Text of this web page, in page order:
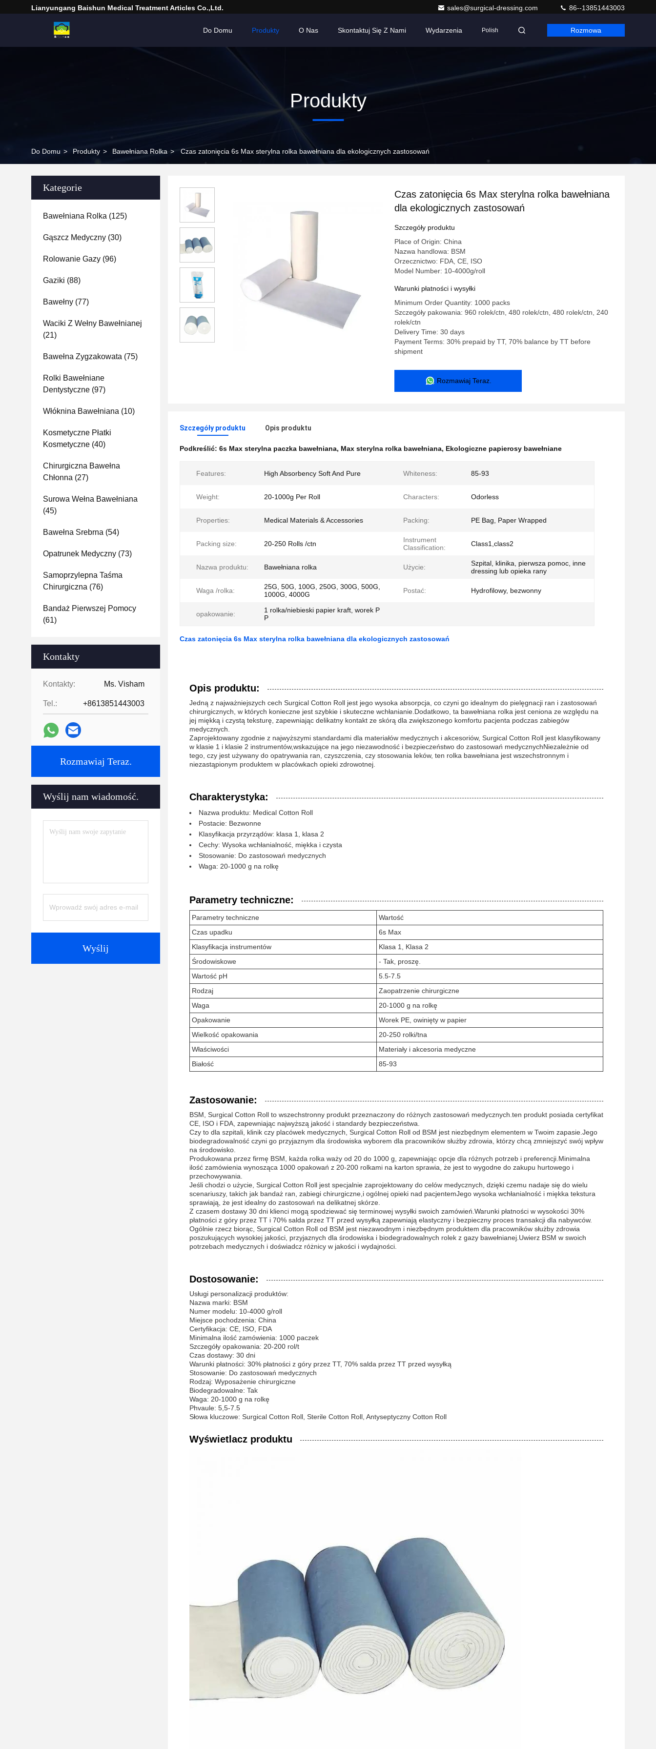
Lianyungang Baishun Medical Treatment Articles Co.,Ltd. sales@surgical-dressing.com 86--13851443003
Do Domu Produkty O Nas Skontaktuj Się Z Nami Wydarzenia Polish Rozmowa
Produkty
Do Domu > Produkty > Bawełniana Rolka > Czas zatonięcia 6s Max sterylna rolka bawełniana dla ekologicznych zastosowań
Kategorie
Bawełniana Rolka (125)
Gąszcz Medyczny (30)
Rolowanie Gazy (96)
Gaziki (88)
Bawełny (77)
Waciki Z Wełny Bawełnianej
(21)
Bawełna Zygzakowata (75)
Rolki Bawełniane
Dentystyczne (97)
Włóknina Bawełniana (10)
Kosmetyczne Płatki
Kosmetyczne (40)
Chirurgiczna Bawełna
Chłonna (27)
Surowa Wełna Bawełniana
(45)
Bawełna Srebrna (54)
Opatrunek Medyczny (73)
Samoprzylepna Taśma
Chirurgiczna (76)
Bandaż Pierwszej Pomocy
(61)
Kontakty
Kontakty: Ms. Visham
Tel.: +8613851443003
Rozmawiaj Teraz.
Wyślij nam wiadomość.
Wyślij
Czas zatonięcia 6s Max sterylna rolka bawełniana
dla ekologicznych zastosowań
Szczegóły produktu
Place of Origin: China
Nazwa handlowa: BSM
Orzecznictwo: FDA, CE, ISO
Model Number: 10-4000g/roll
Warunki płatności i wysyłki
Minimum Order Quantity: 1000 packs
Szczegóły pakowania: 960 rolek/ctn, 480 rolek/ctn, 480 rolek/ctn, 240
rolek/ctn
Delivery Time: 30 days
Payment Terms: 30% prepaid by TT, 70% balance by TT before
shipment
Rozmawiaj Teraz.
Szczegóły produktu Opis produktu
Podkreślić: 6s Max sterylna paczka bawełniana, Max sterylna rolka bawełniana, Ekologiczne papierosy bawełniane
Features: High Absorbency Soft And Pure Whiteness: 85-93
Weight: 20-1000g Per Roll Characters: Odorless
Properties: Medical Materials & Accessories Packing: PE Bag, Paper Wrapped
Packing size: 20-250 Rolls /ctn
Instrument
Classification:
Class1,class2
Nazwa produktu: Bawełniana rolka Użycie:
Szpital, klinika, pierwsza pomoc, inne
dressing lub opieka rany
Waga /rolka:
25G, 50G, 100G, 250G, 300G, 500G,
1000G, 4000G
Postać: Hydrofilowy, bezwonny
opakowanie:
1 rolka/niebieski papier kraft, worek P
P
Czas zatonięcia 6s Max sterylna rolka bawełniana dla ekologicznych zastosowań
Opis produktu:
Jedną z najważniejszych cech Surgical Cotton Roll jest jego wysoka absorpcja, co czyni go idealnym do pielęgnacji ran i zastosowań
chirurgicznych, w których konieczne jest szybkie i skuteczne wchłanianie.Dodatkowo, ta bawełniana rolka jest ceniona ze względu na
jej miękką i czystą teksturę, zapewniając delikatny kontakt ze skórą dla zwiększonego komfortu pacjenta podczas zabiegów
medycznych.
Zaprojektowany zgodnie z najwyższymi standardami dla materiałów medycznych i akcesoriów, Surgical Cotton Roll jest klasyfikowany
w klasie 1 i klasie 2 instrumentów,wskazujące na jego niezawodność i bezpieczeństwo do zastosowań medycznychNiezależnie od
tego, czy jest używany do opatrywania ran, czyszczenia, czy stosowania leków, ten rolka bawełniana jest wszechstronnym i
niezastąpionym produktem w placówkach opieki zdrowotnej.
Charakterystyka:
Nazwa produktu: Medical Cotton Roll
Postacie: Bezwonne
Klasyfikacja przyrządów: klasa 1, klasa 2
Cechy: Wysoka wchłanialność, miękka i czysta
Stosowanie: Do zastosowań medycznych
Waga: 20-1000 g na rolkę
Parametry techniczne:
Parametry techniczne
Wartość
Czas upadku
6s Max
Klasyfikacja instrumentów
Klasa 1, Klasa 2
Środowiskowe
- Tak, proszę.
Wartość pH
5.5-7.5
Rodzaj
Zaopatrzenie chirurgiczne
Waga
20-1000 g na rolkę
Opakowanie
Worek PE, owinięty w papier
Wielkość opakowania
20-250 rolki/tna
Właściwości
Materiały i akcesoria medyczne
Białość
85-93
Zastosowanie:
BSM, Surgical Cotton Roll to wszechstronny produkt przeznaczony do różnych zastosowań medycznych.ten produkt posiada certyfikat
CE, ISO i FDA, zapewniając najwyższą jakość i standardy bezpieczeństwa.
Czy to dla szpitali, klinik czy placówek medycznych, Surgical Cotton Roll od BSM jest niezbędnym elementem w Twoim zapasie.Jego
biodegradowalność czyni go przyjaznym dla środowiska wyborem dla pracowników służby zdrowia, którzy chcą zmniejszyć swój wpływ
na środowisko.
Produkowana przez firmę BSM, każda rolka waży od 20 do 1000 g, zapewniając opcje dla różnych potrzeb i preferencji.Minimalna
ilość zamówienia wynosząca 1000 opakowań z 20-200 rolkami na karton sprawia, że jest to wygodne do zakupu hurtowego i
przechowywania.
Jeśli chodzi o użycie, Surgical Cotton Roll jest specjalnie zaprojektowany do celów medycznych, dzięki czemu nadaje się do wielu
scenariuszy, takich jak bandaż ran, zabiegi chirurgiczne,i ogólnej opieki nad pacjentemJego wysoka wchłanialność i miękka tekstura
sprawiają, że jest idealny do zastosowań na delikatnej skórze.
Z czasem dostawy 30 dni klienci mogą spodziewać się terminowej wysyłki swoich zamówień.Warunki płatności w wysokości 30%
płatności z góry przez TT i 70% salda przez TT przed wysyłką zapewniają elastyczny i bezpieczny proces transakcji dla nabywców.
Ogólnie rzecz biorąc, Surgical Cotton Roll od BSM jest niezawodnym i niezbędnym produktem dla pracowników służby zdrowia
poszukujących wysokiej jakości, przyjaznych dla środowiska i biodegradowalnych rolek z gazy bawełnianej.Uwierz BSM w swoich
potrzebach medycznych i doświadcz różnicy w jakości i wydajności.
Dostosowanie:
Usługi personalizacji produktów:
Nazwa marki: BSM
Numer modelu: 10-4000 g/roll
Miejsce pochodzenia: China
Certyfikacja: CE, ISO, FDA
Minimalna ilość zamówienia: 1000 paczek
Szczegóły opakowania: 20-200 rol/t
Czas dostawy: 30 dni
Warunki płatności: 30% płatności z góry przez TT, 70% salda przez TT przed wysyłką
Stosowanie: Do zastosowań medycznych
Rodzaj: Wyposażenie chirurgiczne
Biodegradowalne: Tak
Waga: 20-1000 g na rolkę
Phvaule: 5,5-7.5
Słowa kluczowe: Surgical Cotton Roll, Sterile Cotton Roll, Antyseptyczny Cotton Roll
Wyświetlacz produktu